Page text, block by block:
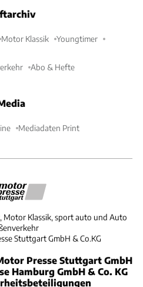
Motor Klassik Youngtimer
Abo & Hefte
Mediadaten Print
Klassik, sport auto und Auto
Stuttgart GmbH & Co.KG
Presse Stuttgart GmbH
Hamburg GmbH & Co. KG